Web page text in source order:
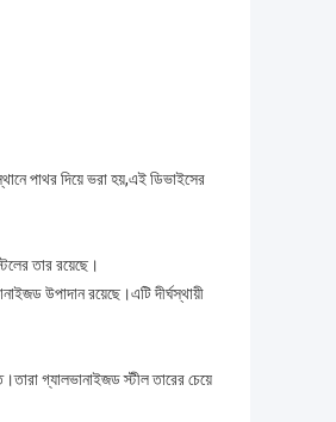
পাথর দিয়ে ভরা হয়,এই ডিভাইসের
তার রয়েছে।
উপাদান রয়েছে।এটি দীর্ঘস্থায়ী
গ্যালভানাইজড স্টীল তারের চেয়ে